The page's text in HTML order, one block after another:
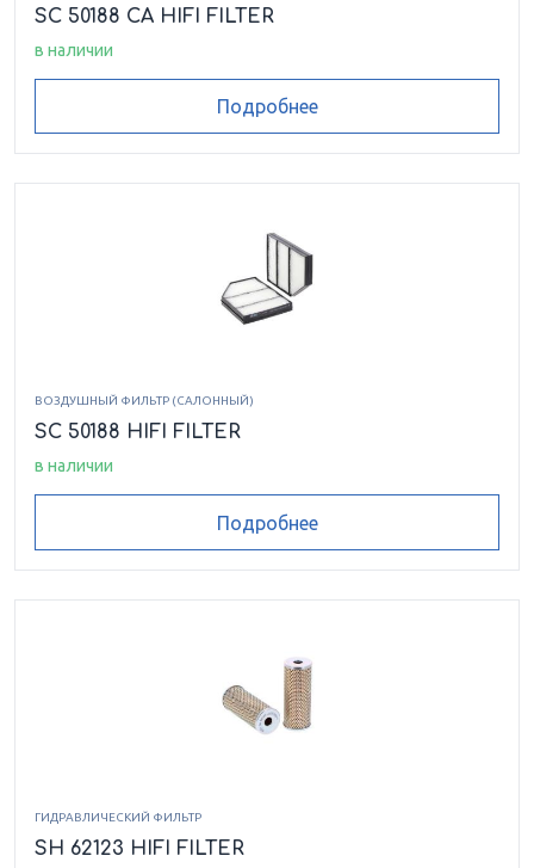
SC 50188 CA HIFI FILTER
в наличии
Подробнее
ВОЗДУШНЫЙ ФИЛЬТР (САЛОННЫЙ)
SC 50188 HIFI FILTER
в наличии
Подробнее
ГИДРАВЛИЧЕСКИЙ ФИЛЬТР
SH 62123 HIFI FILTER